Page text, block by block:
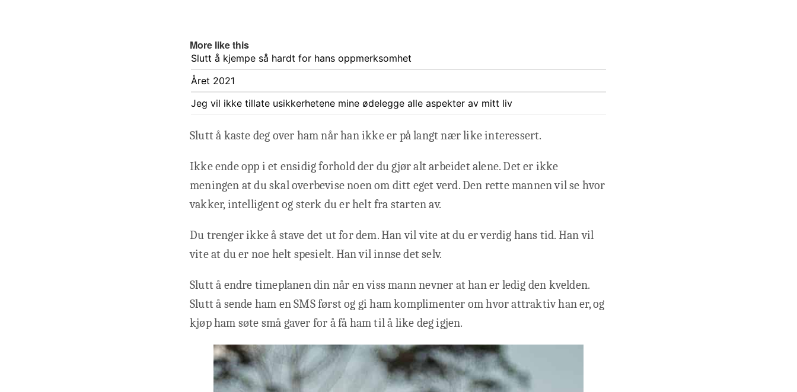
More like this
Slutt å kjempe så hardt for hans oppmerksomhet
Året 2021
Jeg vil ikke tillate usikkerhetene mine ødelegge alle aspekter av mitt liv
Slutt å kaste deg over ham når han ikke er på langt nær like interessert.
Ikke ende opp i et ensidig forhold der du gjør alt arbeidet alene. Det er ikke
meningen at du skal overbevise noen om ditt eget verd. Den rette mannen vil se hvor
vakker, intelligent og sterk du er helt fra starten av.
Du trenger ikke å stave det ut for dem. Han vil vite at du er verdig hans tid. Han vil
vite at du er noe helt spesielt. Han vil innse det selv.
Slutt å endre timeplanen din når en viss mann nevner at han er ledig den kvelden.
Slutt å sende ham en SMS først og gi ham komplimenter om hvor attraktiv han er, og
kjøp ham søte små gaver for å få ham til å like deg igjen.